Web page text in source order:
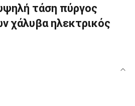
τάση πύργος
χάλυβα ηλεκτρικός